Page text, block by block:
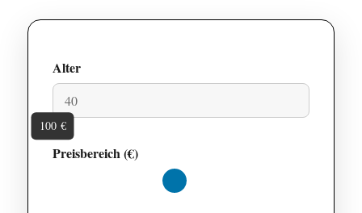
Alter
Preisbereich (€)
100 €